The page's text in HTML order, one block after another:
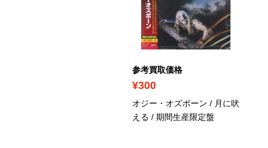
参考買取価格
¥300
オジー・オズボーン / 月に吠
える / 期間生産限定盤